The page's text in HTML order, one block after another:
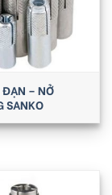
ĐẠN – NỞ
SANKO